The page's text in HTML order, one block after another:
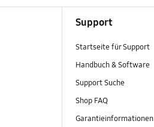
Support
Startseite für Support
Handbuch & Software
Support Suche
Shop FAQ
Garantieinformationen